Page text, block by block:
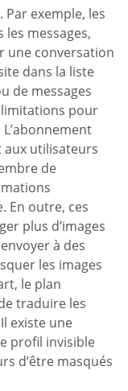
exemple, les
messages,
une conversation
dans la liste
de messages
pour
aux utilisateurs
de
En outre, ces
plus d’images
à des
les images
le plan
traduire les
existe une
profil invisible
d’être masqués